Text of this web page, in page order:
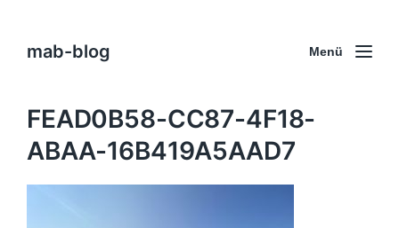
mab-blog Menü
FEAD0B58-CC87-4F18-
ABAA-16B419A5AAD7